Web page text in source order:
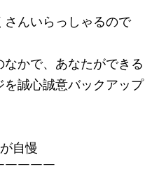
さんいらっしゃるので
かで、あなたができる
を誠心誠意バックアップ
自慢
￣￣￣￣